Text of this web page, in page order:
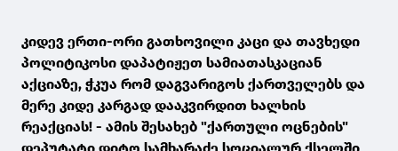
კიდევ ერთი-ორი გათხოვილი კაცი და თავხედი
პოლიტიკოსი დაპატიჟეთ სამიათასკაციან
აქციაზე, ჭკუა რომ დაგვარიგოს ქართველებს და
მერე კიდე კარგად დააკვირდით ხალხის
რეაქციას! - ამის შესახებ "ქართული ოცნების"